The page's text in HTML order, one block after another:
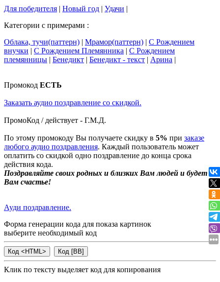
Для победителя | Новый год | Удачи |
Категории с примерами :
Облака, тучи(паттерн) | Мрамор(паттерн) | С Рождением
внучки | С Рождением Племянника | С Рождением
племянницы | Бенедикт | Бенедикт - текст | Арина |
Промокод ЕСТЬ
Заказать аудио поздравление со скидкой.
ПромоКод / действует - Г.М.Д.
По этому промокоду Вы получаете скидку в 5% при заказе
любого аудио поздравления. Каждый пользователь может
оплатить со скидкой одно поздравление до конца срока
действия кода.
Поздравляйте своих родных и близких Вам людей и будет
Вам счастье!
Ауди поздравление.
Форма генерации кода для показа картинок
выберите необходимый код
Клик по тексту выделяет код для копирования